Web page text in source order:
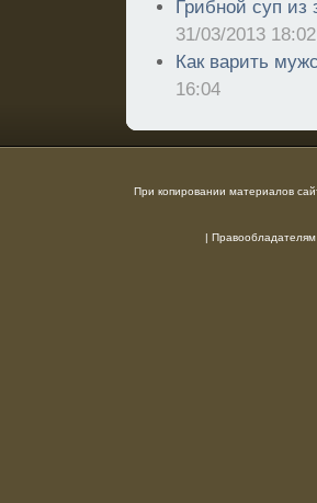
Грибной суп из
31/03/2013 18:02
Как варить
16:04
При копировании материалов
| Правообладателям